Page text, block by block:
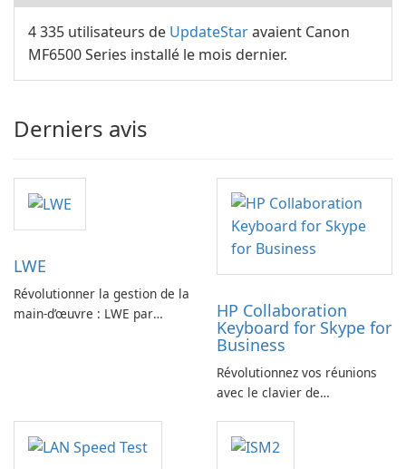
4 335 utilisateurs de UpdateStaravaient Canon
MF6500 Series installé le mois dernier.
Derniers avis
LWE
Révolutionner la gestion de la
main-d’œuvre : LWE par
HP Collaboration
Keyboard for Skype for
Business
Révolutionnez vos réunions
avec le clavier de